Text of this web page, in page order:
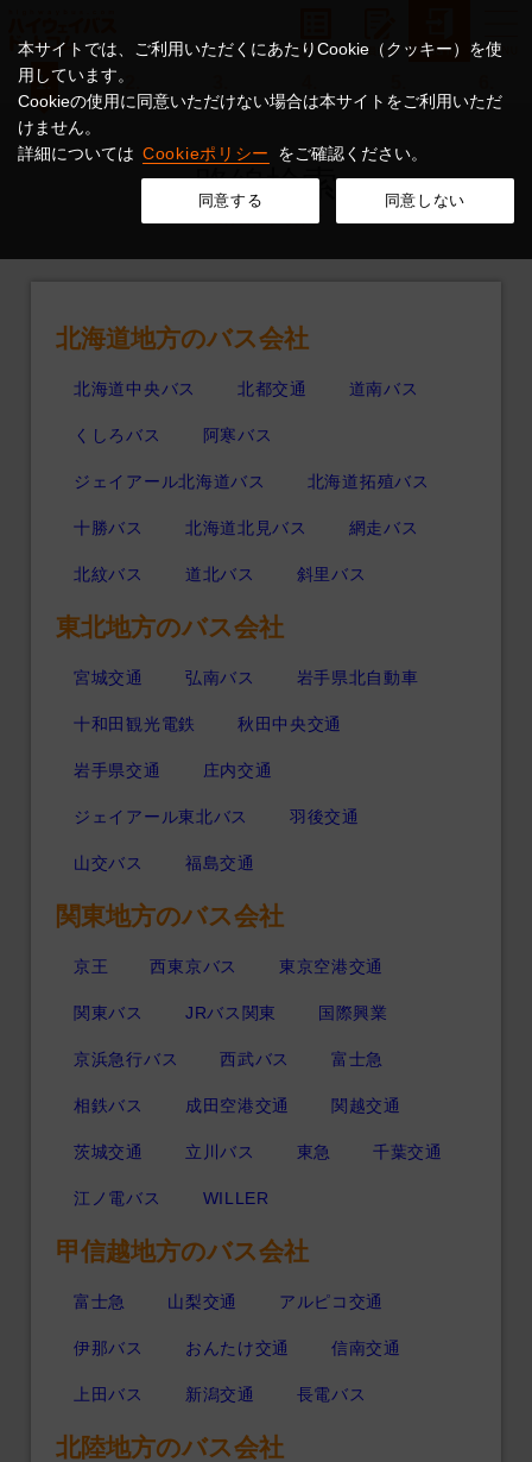
本サイトでは、ご利用いただくにあたりCookie（クッキー）を使
用しています。
Cookieの使用に同意いただけない場合は本サイトをご利用いただ
けません。
詳細については Cookieポリシー をご確認ください。
同意する 同意しない
1.
路線検索
運行会社から探す
北海道地方のバス会社
北海道中央バス 北都交通 道南バス
くしろバス 阿寒バス
ジェイアール北海道バス 北海道拓殖バス
十勝バス 北海道北見バス 網走バス
北紋バス 道北バス 斜里バス
東北地方のバス会社
宮城交通 弘南バス 岩手県北自動車
十和田観光電鉄 秋田中央交通
岩手県交通 庄内交通
ジェイアール東北バス 羽後交通
山交バス 福島交通
関東地方のバス会社
京王 西東京バス 東京空港交通
関東バス JRバス関東 国際興業
京浜急行バス 西武バス 富士急
相鉄バス 成田空港交通 関越交通
茨城交通 立川バス 東急 千葉交通
江ノ電バス WILLER
甲信越地方のバス会社
富士急 山梨交通 アルピコ交通
伊那バス おんたけ交通 信南交通
上田バス 新潟交通 長電バス
北陸地方のバス会社